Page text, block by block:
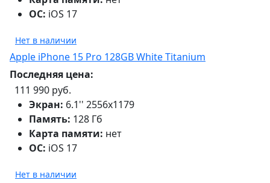
ОС: iOS 17
Нет в наличии
Apple iPhone 15 Pro 128GB White Titanium
Последняя цена:
111 990 руб.
Экран: 6.1'' 2556x1179
Память: 128 Гб
Карта памяти: нет
ОС: iOS 17
Нет в наличии